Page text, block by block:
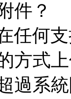
件？
任何
方式
過系